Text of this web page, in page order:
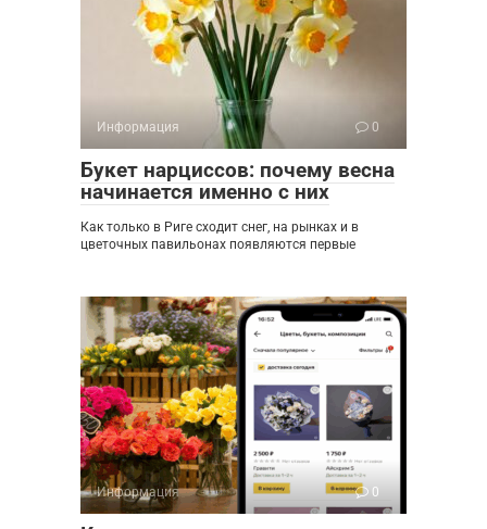
Информация 0
Букет нарциссов: почему весна
начинается именно с них
Как только в Риге сходит снег, на рынках и в
цветочных павильонах появляются первые
Информация 0